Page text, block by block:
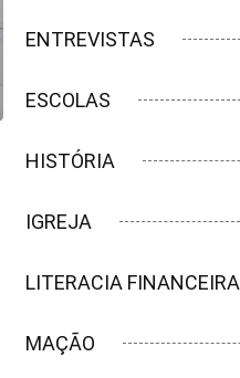
ENTREVISTAS
ESCOLAS
HISTÓRIA
IGREJA
LITERACIA FINANCEIRA
MAÇÃO